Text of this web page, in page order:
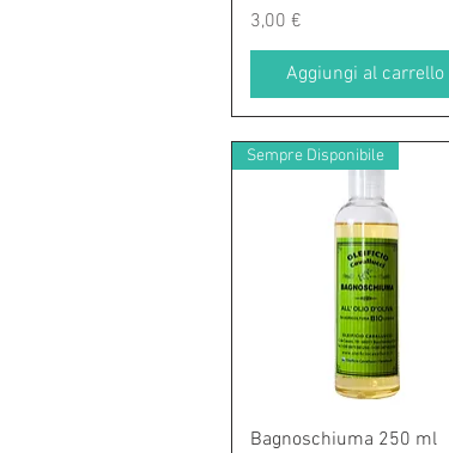
Prezzo
3,00 €
Aggiungi al carrello
Vista rapida
Sempre Disponibile
Bagnoschiuma 250 ml